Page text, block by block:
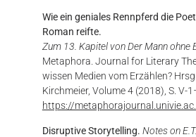
Wie ein geniales Rennpferd die
Roman reifte.
Zum 13. Kapitel von Der Mann ohne
Metaphora. Journal for Literary
wissen Medien vom Erzählen?
Kirchmeier, Volume 4 (2018), S. V-
https://
Disruptive Storytelling. Notes on